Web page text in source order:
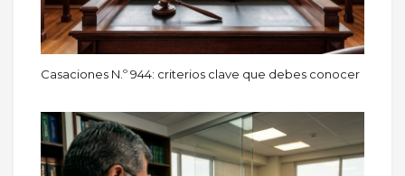
Casaciones N.º 944: criterios clave que debes conocer